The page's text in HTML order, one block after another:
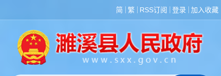
简 繁 RSS订阅 登录 加入收藏